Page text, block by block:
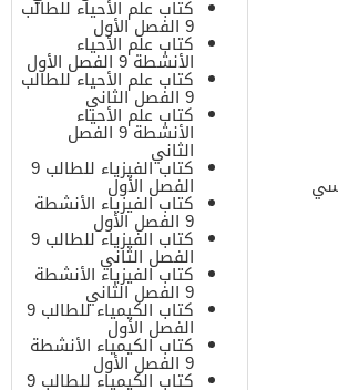
كتاب علم الأحياء للطالب
9 الفصل الأول
كتاب علم الأحياء
الأنشطة 9 الفصل الأول
كتاب علم الأحياء للطالب
9 الفصل الثاني
كتاب علم الأحياء
الأنشطة 9 الفصل
الثاني
كتاب الفيزياء للطالب 9
الفصل الأول
كتاب الفيزياء الأنشطة
9 الفصل الأول
كتاب الفيزياء للطالب 9
الفصل الثاني
كتاب الفيزياء الأنشطة
9 الفصل الثاني
كتاب الكيمياء للطالب 9
الفصل الأول
كتاب الكيمياء الأنشطة
9 الفصل الأول
كتاب الكيمياء للطالب 9